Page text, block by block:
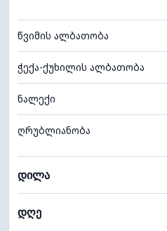
წვიმის ალბათობა
ჭექა-ქუხილის ალბათობა
ნალექი
ღრუბლიანობა
დილა
დღე